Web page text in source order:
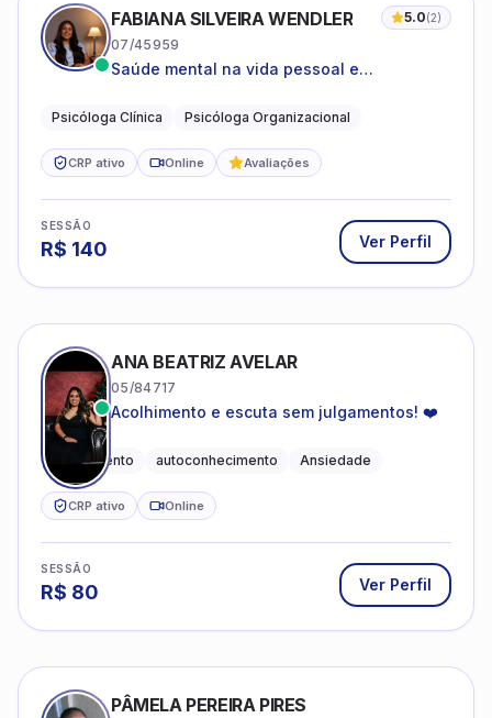
FABIANA SILVEIRA WENDLER 5.0(2)
07/45959
Saúde mental na vida pessoal e
Psicóloga Clínica Psicóloga Organizacional
CRP ativo Online Avaliações
SESSÃO
R$ 140 Ver Perfil
ANA BEATRIZ AVELAR
05/84717
Acolhimento e escuta sem julgamentos! ❤️
Acolhimento autoconhecimento Ansiedade
CRP ativo Online
SESSÃO
R$ 80 Ver Perfil
PÂMELA PEREIRA PIRES